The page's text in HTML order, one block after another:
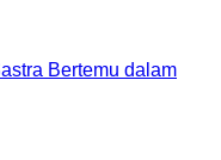
Bertemu dalam